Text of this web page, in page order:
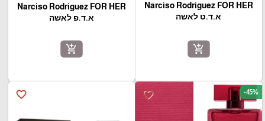
Narciso Rodriguez FOR HER
א.ד.ט לאשה
add_shopping_cart
Narciso Rodriguez FOR HER
א.ד.פ לאשה
add_shopping_cart
favorite_border -45%
favorite_border